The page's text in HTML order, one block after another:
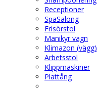
Receptioner
SpaSalong
Frisörstol
Manikyr vagn
Klimazon (vägg)
Arbetsstol
Klippmaskiner
Plattång